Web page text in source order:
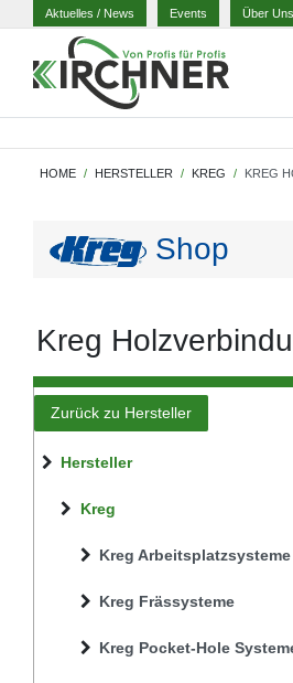
Aktuelles / News Events Über Uns
HOME HERSTELLER KREG KREG
Shop
Kreg
Zurück zu Hersteller
Hersteller
Kreg
Kreg Arbeitsplatzsysteme
Kreg Frässysteme
Kreg Pocket-Hole